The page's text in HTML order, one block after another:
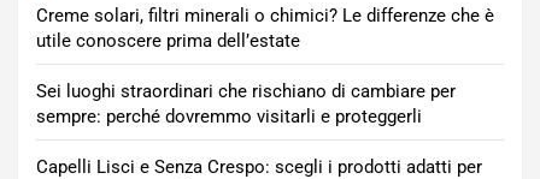
Creme solari, filtri minerali o chimici? Le differenze che è
utile conoscere prima dell’estate
Sei luoghi straordinari che rischiano di cambiare per
sempre: perché dovremmo visitarli e proteggerli
Capelli Lisci e Senza Crespo: scegli i prodotti adatti per